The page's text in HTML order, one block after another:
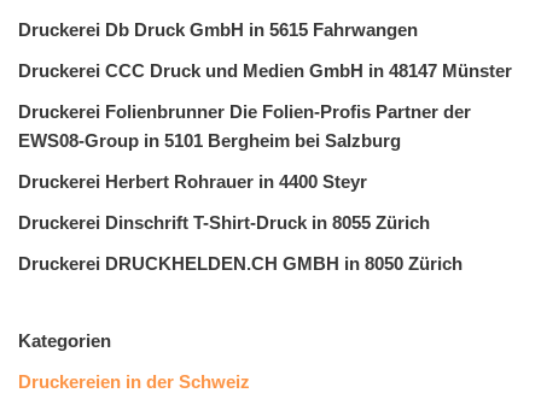
Druckerei Db Druck GmbH in 5615 Fahrwangen
Druckerei CCC Druck und Medien GmbH in 48147 Münster
Druckerei Folienbrunner Die Folien-Profis Partner der
EWS08-Group in 5101 Bergheim bei Salzburg
Druckerei Herbert Rohrauer in 4400 Steyr
Druckerei Dinschrift T-Shirt-Druck in 8055 Zürich
Druckerei DRUCKHELDEN.CH GMBH in 8050 Zürich
Kategorien
Druckereien in der Schweiz